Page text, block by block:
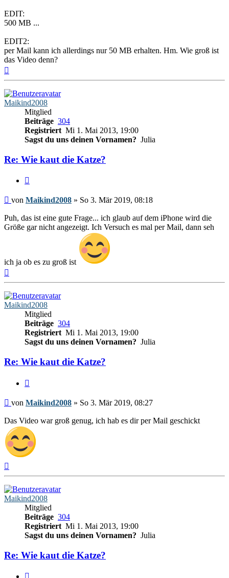
EDIT:
500 MB ...
EDIT2:
per Mail kann ich allerdings nur 50 MB erhalten. Hm. Wie groß ist
das Video denn?
Maikind2008
Mitglied
Beiträge 304
Registriert Mi 1. Mai 2013, 19:00
Sagst du uns deinen Vornamen? Julia
Re: Wie kaut die Katze?
Beitrag
von Maikind2008 » So 3. Mär 2019, 08:18
Puh, das ist eine gute Frage... ich glaub auf dem iPhone wird die
Größe gar nicht angezeigt. Ich Versuch es mal per Mail, dann seh
ich ja ob es zu groß ist
Maikind2008
Mitglied
Beiträge 304
Registriert Mi 1. Mai 2013, 19:00
Sagst du uns deinen Vornamen? Julia
Re: Wie kaut die Katze?
Beitrag
von Maikind2008 » So 3. Mär 2019, 08:27
Das Video war groß genug, ich hab es dir per Mail geschickt
Maikind2008
Mitglied
Beiträge 304
Registriert Mi 1. Mai 2013, 19:00
Sagst du uns deinen Vornamen? Julia
Re: Wie kaut die Katze?